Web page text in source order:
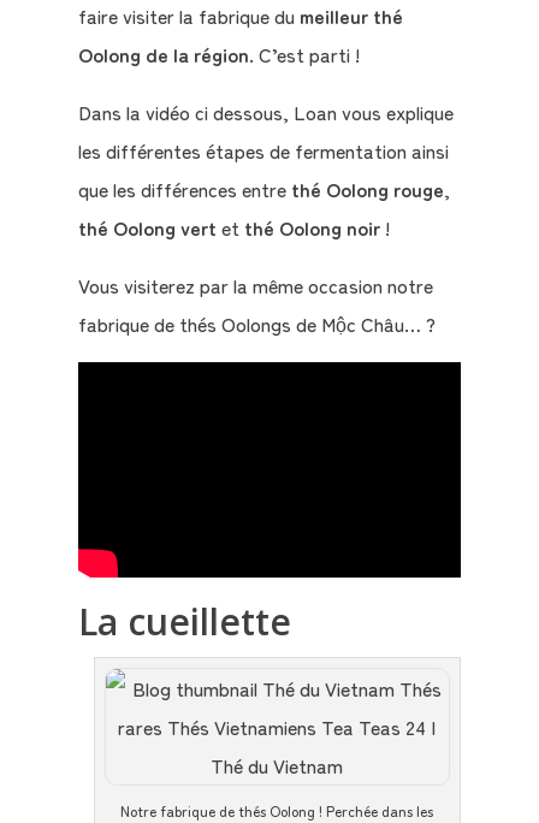
faire visiter la fabrique dumeilleur thé
Oolong de la région. C’est parti !
Dans la vidéo ci dessous, Loan vous explique
les différentes étapes de fermentation ainsi
que les différences entre thé Oolong rouge,
thé Oolong vert et thé Oolong noir!
Vous visiterez par la même occasion notre
fabrique de thés Oolongs de Mộc Châu… ?
La cueillette
Notre fabrique de thés Oolong ! Perchée dans les